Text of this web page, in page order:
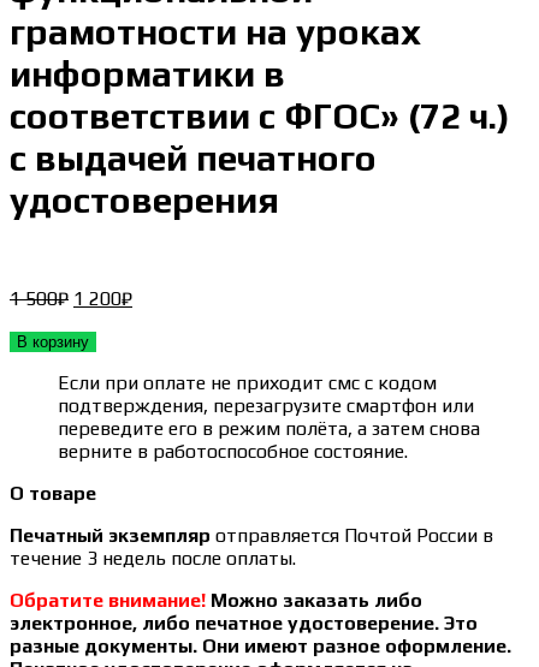
грамотности на уроках
информатики в
соответствии с ФГОС» (72 ч.)
с выдачей печатного
удостоверения
1 500₽ Первоначальная
составляла
1 200₽Текущая
В корзину
Если при оплате не приходит смс с кодом
подтверждения, перезагрузите смартфон или
переведите его в режим полёта, а затем снова
верните в работоспособное состояние.
О товаре
Печатный экземпляр отправляется Почтой России в
течение 3 недель после оплаты.
Обратите внимание! Можно заказать либо
электронное, либо печатное удостоверение. Это
разные документы. Они имеют разное оформление.